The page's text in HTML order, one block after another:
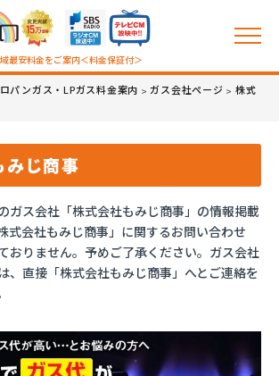
最安料金をご案内＜料金保証付＞
パンガス・LPガス料金案内 >ガス会社ページ > 株式
みじ商事
ガス会社「株式会社もみじ商事」の情報掲載
式会社もみじ商事」に関するお問い合わせ
おりません。予めご了承ください。ガス会社
、直接「株式会社もみじ商事」へとご連絡を